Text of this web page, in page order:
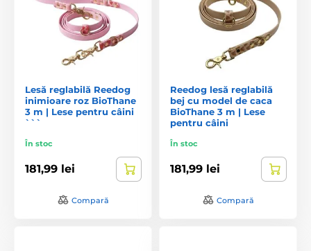
Lesă reglabilă Reedog
inimioare roz BioThane
3 m | Lese pentru câini
```
În stoc
181,99 lei
Compară
Reedog lesă reglabilă
bej cu model de caca
BioThane 3 m | Lese
pentru câini
În stoc
181,99 lei
Compară